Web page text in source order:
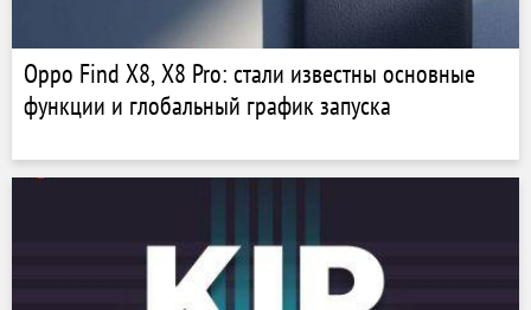
Oppo Find X8, X8 Pro: стали известны основные
функции и глобальный график запуска